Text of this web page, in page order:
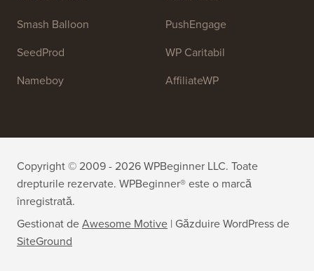
Smash Balloon
SeedProd
Nameboy
PushEngage
WP Caritabil
AffiliateWP
Copyright © 2009 - 2026 WPBeginner LLC. Toate
drepturile rezervate. WPBeginner® este o marcă
înregistrată.
Gestionat deAwesome Motive | Găzduire WordPressde
SiteGround